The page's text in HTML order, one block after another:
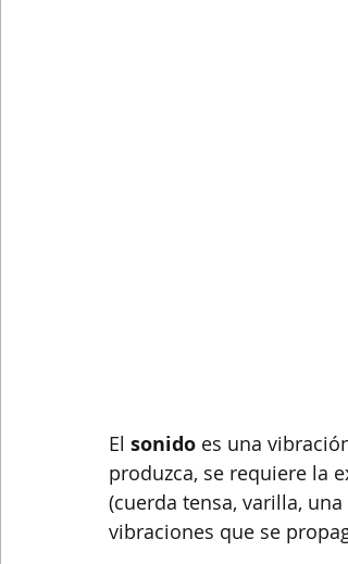
El sonido es una
produzca, se requiere la
(cuerda tensa, varilla,
vibraciones que se